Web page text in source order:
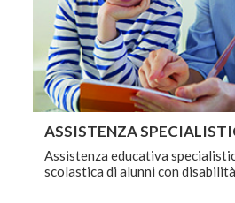
ASSISTENZA
Assistenza educativa
scolastica di alunni con disabilità